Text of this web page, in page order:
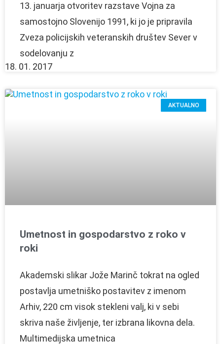
13. januarja otvoritev razstave Vojna za
samostojno Slovenijo 1991, ki jo je pripravila
Zveza policijskih veteranskih društev Sever v
sodelovanju z
18. 01. 2017
AKTUALNO
Umetnost in gospodarstvo z roko v
roki
Akademski slikar Jože Marinč tokrat na ogled
postavlja umetniško postavitev z imenom
Arhiv, 220 cm visok stekleni valj, ki v sebi
skriva naše življenje, ter izbrana likovna dela.
Multimedijska umetnica